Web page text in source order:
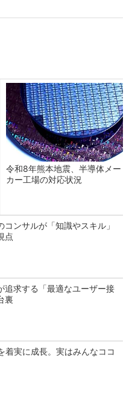
令和8年熊本地震、半導体メー
カー工場の対応状況
コンサルが「知識やスキル」
点
追求する「最適なユーザー接
裏
着実に成長。実はみんなココ